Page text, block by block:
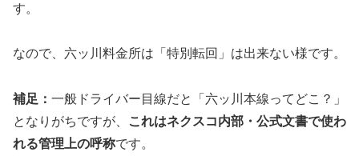
す。
なので、六ッ川料金所は「特別転回」は出来ない様です。
補足： 一般ドライバー目線だと「六ッ川本線ってどこ？」
となりがちですが、
これはネクスコ内部・公式文書で使わ
れる管理上の呼称です。